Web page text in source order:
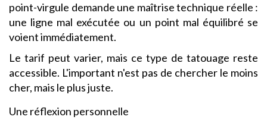
point-virgule demande une maîtrise technique réelle :
une ligne mal exécutée ou un point mal équilibré se
voient immédiatement.
Le tarif peut varier, mais ce type de tatouage reste
accessible. L'important n'est pas de chercher le moins
cher, mais le plus juste.
Une réflexion personnelle